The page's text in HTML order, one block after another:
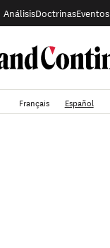
AnálisisDoctrinasEventos
Français Español